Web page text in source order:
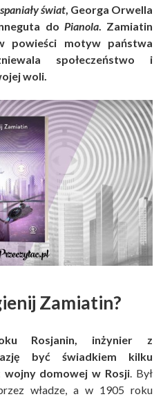
świat, Georga Orwella
do Pianola. Zamiatin
powieści motyw państwa
społeczeństwo i
woli.
Zamiatin?
Rosjanin, inżynier z
być świadkiem kilku
wojny domowej w Rosji. Był
władze, a w 1905 roku